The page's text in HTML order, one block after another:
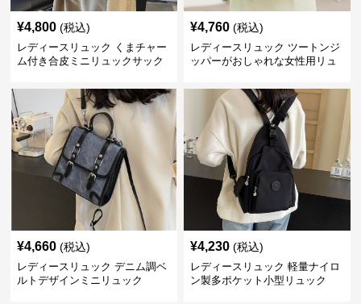
¥4,800 (税込)
レディースリュック くまチャー
ム付き合皮ミニリュックサック
¥4,760 (税込)
レディースリュック ツートンジ
ッパーがおしゃれな女性用リュ
¥4,660 (税込)
レディースリュック デニム調ベ
ルトデザインミニリュック
¥4,230 (税込)
レディースリュック 軽量ナイロ
ン製多ポケット小型リュック